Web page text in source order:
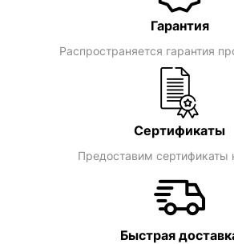
Гарантия
Распространяется гарантия
Сертификаты
Предоставим сертификаты
Быстрая